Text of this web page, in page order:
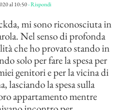
al 10:50- Rispondi
mi sono riconosciuta in
Nel senso di profonda
che ho provato stando in
solo per fare la spesa per
genitori e per la vicina di
lasciando la spesa sulla
appartamento mentre